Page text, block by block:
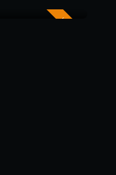
زیرنویس